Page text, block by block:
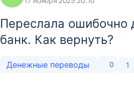
Переслала ошибочно
банк. Как вернуть?
Денежные переводы 0 1